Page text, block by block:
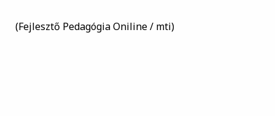
(Fejlesztő Pedagógia Oniline / mti)